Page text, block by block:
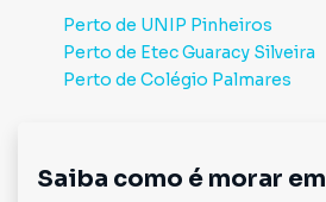
Perto de UNIP Pinheiros
Perto de Etec Guaracy Silveira
Perto de Colégio Palmares
Saiba como é morar em